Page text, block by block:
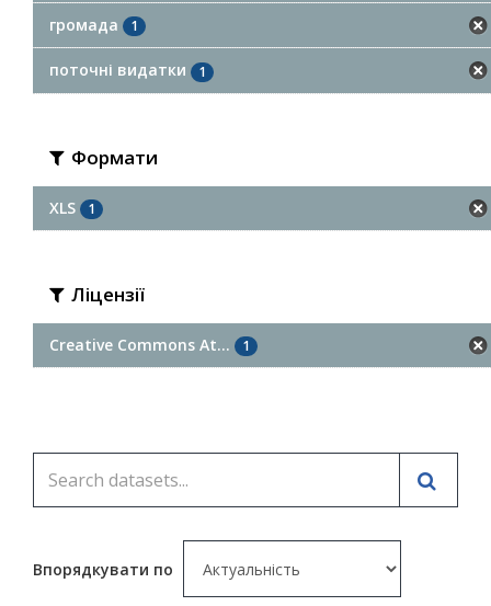
громада 1
поточні видатки 1
Формати
XLS 1
Ліцензії
Creative Commons At... 1
Впорядкувати по